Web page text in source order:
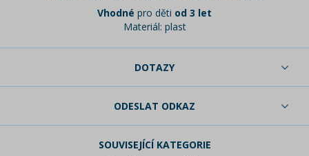
Vhodné pro děti od 3 let
Materiál: plast
DOTAZY
ODESLAT ODKAZ
SOUVISEJÍCÍ KATEGORIE